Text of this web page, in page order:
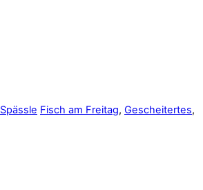
Spässle Fisch am Freitag, Gescheitertes,